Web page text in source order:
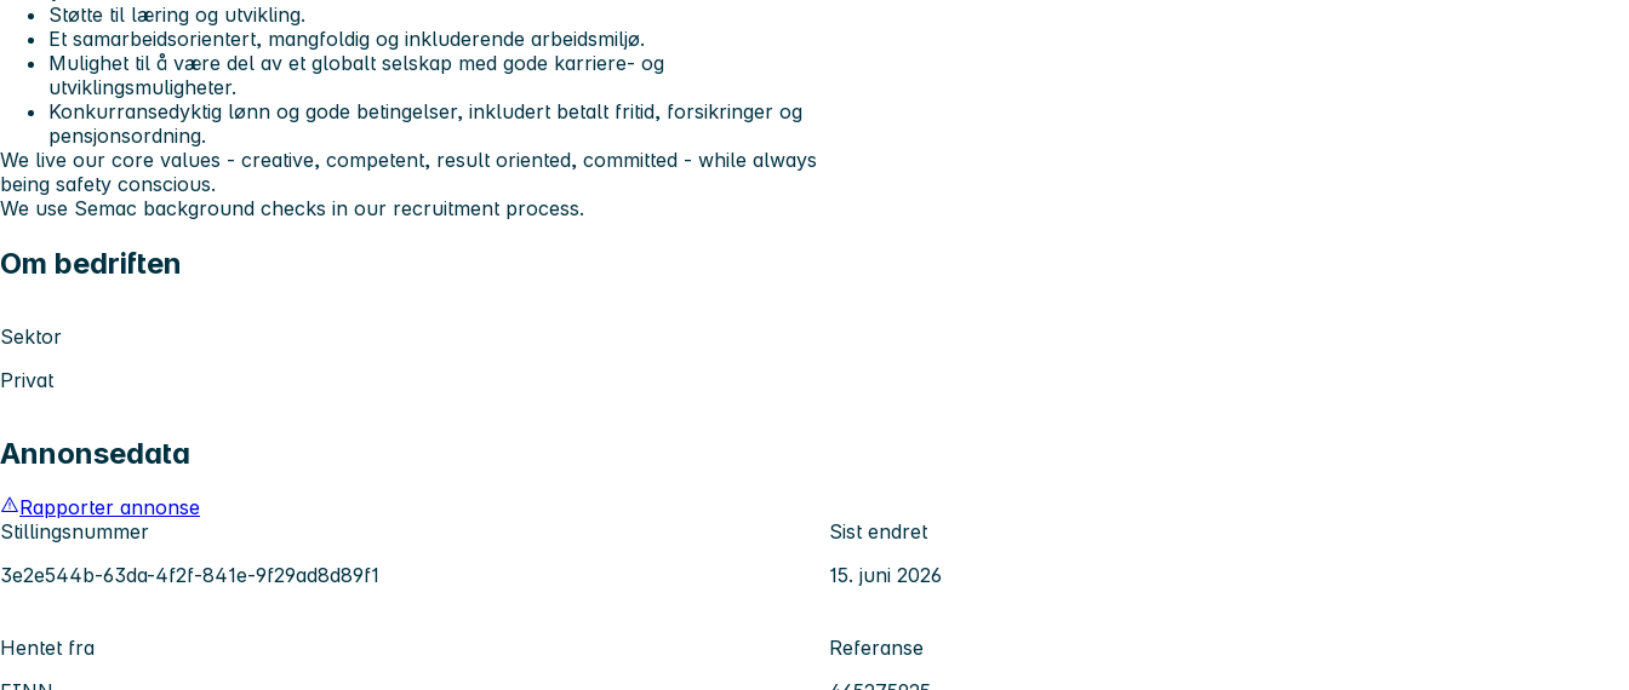
Støtte til læring og utvikling.
Et samarbeidsorientert, mangfoldig og inkluderende arbeidsmiljø.
Mulighet til å være del av et globalt selskap med gode karriere- og
utviklingsmuligheter.
Konkurransedyktig lønn og gode betingelser, inkludert betalt fritid, forsikringer og
pensjonsordning.
We live our core values - creative, competent, result oriented, committed - while always
being safety conscious.
We use Semac background checks in our recruitment process.
Om bedriften
Sektor
Privat
Annonsedata
Rapporter annonse
Stillingsnummer
3e2e544b-63da-4f2f-841e-9f29ad8d89f1
Sist endret
15. juni 2026
Hentet fra
Referanse